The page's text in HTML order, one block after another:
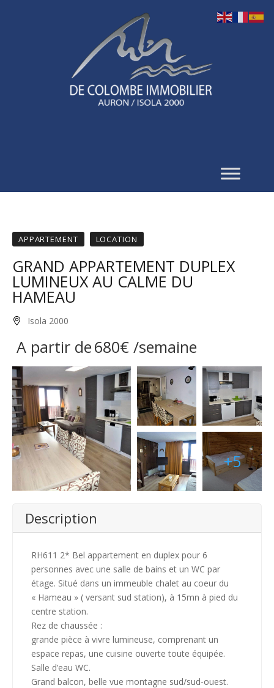
APPARTEMENT LOCATION
GRAND APPARTEMENT DUPLEX
LUMINEUX AU CALME DU
HAMEAU
Isola 2000
A partir de680€ /semaine
+5
Description
RH611 2* Bel appartement en duplex pour 6
personnes avec une salle de bains et un WC par
étage. Situé dans un immeuble chalet au coeur du
« Hameau » ( versant sud station), à 15mn à pied du
centre station.
Rez de chaussée :
grande pièce à vivre lumineuse, comprenant un
espace repas, une cuisine ouverte toute équipée.
Salle d’eau WC.
Grand balcon, belle vue montagne sud/sud-ouest.